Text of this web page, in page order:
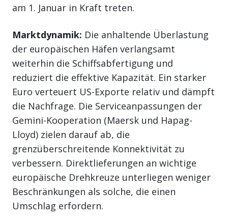
am 1. Januar in Kraft treten.
Marktdynamik: Die anhaltende Überlastung
der europäischen Häfen verlangsamt
weiterhin die Schiffsabfertigung und
reduziert die effektive Kapazität. Ein starker
Euro verteuert US-Exporte relativ und dämpft
die Nachfrage. Die Serviceanpassungen der
Gemini-Kooperation (Maersk und Hapag-
Lloyd) zielen darauf ab, die
grenzüberschreitende Konnektivität zu
verbessern. Direktlieferungen an wichtige
europäische Drehkreuze unterliegen weniger
Beschränkungen als solche, die einen
Umschlag erfordern.